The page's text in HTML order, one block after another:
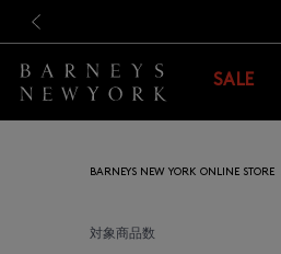
SALE
BARNEYS NEW YORK ONLINE STORE
対象商品数